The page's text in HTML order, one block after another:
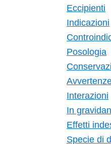
Eccipienti
Indicazioni
Posologia
Interazioni
In
Effetti
Specie di